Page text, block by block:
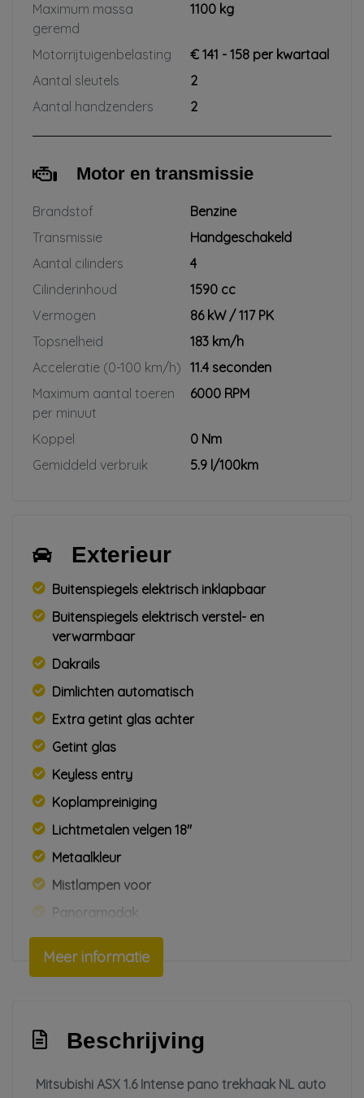
Maximum massa
geremd
1100 kg
Motorrijtuigenbelasting
€ 141 - 158 per kwartaal
Aantal sleutels
2
Aantal handzenders
2
Motor en transmissie
Brandstof
Benzine
Transmissie
Handgeschakeld
Aantal cilinders
4
Cilinderinhoud
1590 cc
Vermogen
86 kW / 117 PK
Topsnelheid
183 km/h
Acceleratie (0-100 km/h) 11.4 seconden
Maximum aantal toeren
per minuut
6000 RPM
Koppel
0 Nm
Gemiddeld verbruik
5.9 l/100km
Exterieur
Buitenspiegels elektrisch inklapbaar
Buitenspiegels elektrisch verstel- en
verwarmbaar
Dakrails
Dimlichten automatisch
Extra getint glas achter
Getint glas
Keyless entry
Koplampreiniging
Lichtmetalen velgen 18"
Metaalkleur
Mistlampen voor
Panoramadak
Parkeersensor achter
Overige
"niet rokersauto"
Meer informatie
Beschrijving
Mitsubishi ASX 1.6 Intense pano trekhaak NL auto